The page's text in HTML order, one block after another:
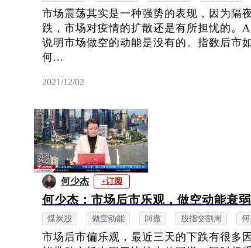
市场震荡其实是一种强势的表现，因为隔
跌，市场对疫情的扩散还是有所担忧的。
说明市场做空的动能是没有的。指数后市
何...
2021/12/02
何少杰 +订阅
何少杰：市场后市乐观，做空动能衰弱
煤炭股 做空动能 回撤 股指交割周
市场后市偏乐观，最近三天的下跌有很多